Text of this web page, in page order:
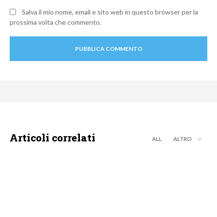
Salva il mio nome, email e sito web in questo browser per la
prossima volta che commento.
Articoli correlati ALL ALTRO